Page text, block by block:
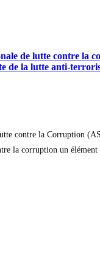
de lutte contre la
de la lutte anti-
contre la Corruption
la corruption un